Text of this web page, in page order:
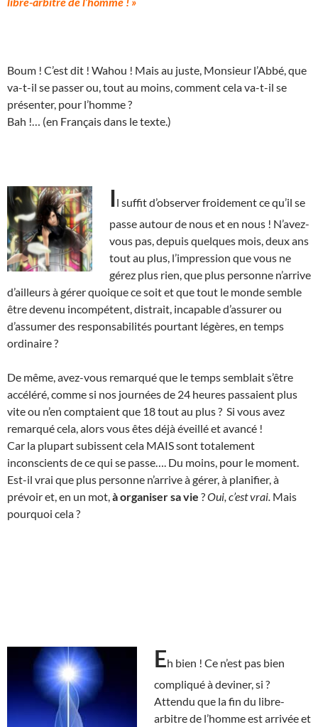
Boum ! C’est dit ! Wahou ! Mais au juste, Monsieur l’Abbé, que
va-t-il se passer ou, tout au moins, comment cela va-t-il se
présenter, pour l’homme ?
Bah !… (en Français dans le texte.)
Il suffit d’observer froidement ce qu’il se
passe autour de nous et en nous ! N’avez-
vous pas, depuis quelques mois, deux ans
tout au plus, l’impression que vous ne
gérez plus rien, que plus personne n’arrive
d’ailleurs à gérer quoique ce soit et que tout le monde semble
être devenu incompétent, distrait, incapable d’assurer ou
d’assumer des responsabilités pourtant légères, en temps
ordinaire ?
De même, avez-vous remarqué que le temps semblait s’être
accéléré, comme si nos journées de 24 heures passaient plus
vite ou n’en comptaient que 18 tout au plus ? Si vous avez
remarqué cela, alors vous êtes déjà éveillé et avancé !
Car la plupart subissent cela MAIS sont totalement
inconscients de ce qui se passe…. Du moins, pour le moment.
Est-il vrai que plus personne n’arrive à gérer, à planifier, à
prévoir et, en un mot, à organiser sa vie ?Oui, c’est vrai. Mais
pourquoi cela ?
Eh bien ! Ce n’est pas bien
compliqué à deviner, si ?
Attendu que la fin du libre-
arbitre de l’homme est arrivée et